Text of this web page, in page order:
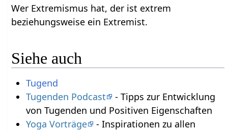
Wer Extremismus hat, der ist extrem
beziehungsweise ein Extremist.
Siehe auch
Tugend
Tugenden Podcast
- Tipps zur Entwicklung
von Tugenden und Positiven Eigenschaften
Yoga Vorträge
- Inspirationen zu allen